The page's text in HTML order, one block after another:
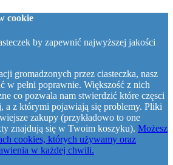
cookie
by zapewnić najwyższej jakości
gromadzonych przez ciasteczka, nasz
w pełni poprawnie. Większość z nich
co pozwala nam stwierdzić które częsci
a z którymi pojawiają się problemy. Pliki
zakupy (przykładowo to one
znajdują się w Twoim koszyku). Możesz
cookies, których używamy oraz
w każdej chwili.